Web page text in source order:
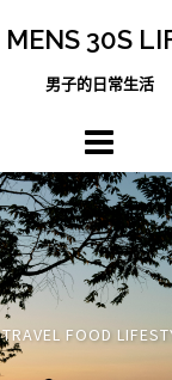
MENS 30S
男子的日常生活
TRAVEL FOOD